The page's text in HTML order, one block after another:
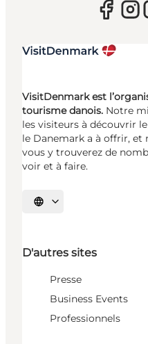
VisitDenmark est
tourisme danois. Notre
les visiteurs à découvrir
le Danemark a à offrir, et
vous y trouverez de
voir et à faire.
Choisissez la langue
D'autres sites
Presse
Business Events
Professionnels